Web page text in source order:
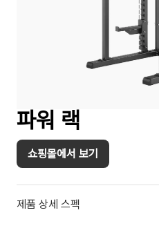
파워 랙
쇼핑몰에서 보기
제품 상세 스펙